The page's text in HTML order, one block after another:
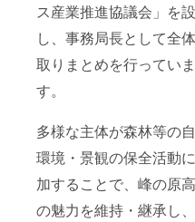
ス産業推進協議会」を
し、事務局長として全
取りまとめを行っていま
す。
多様な主体が森林等の
環境・景観の保全活動
加することで、峰の原
の魅力を維持・継承し